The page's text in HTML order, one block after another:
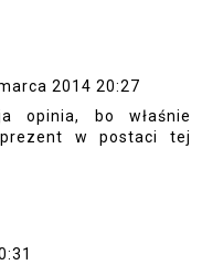
2014 20:27
opinia, bo właśnie
prezent w postaci tej